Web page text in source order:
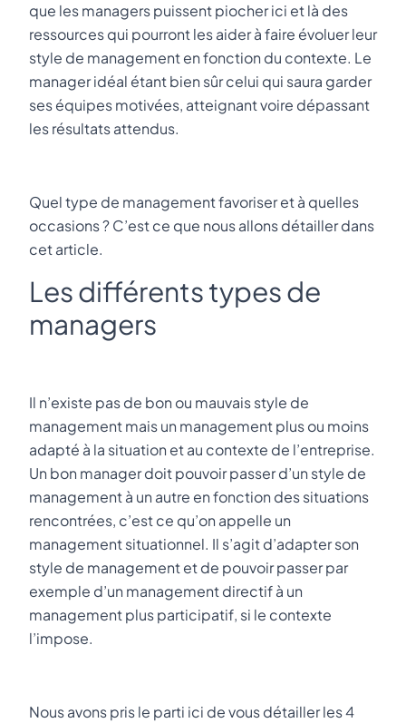
que les managers puissent piocher ici et là des
ressources qui pourront les aider à faire évoluer leur
style de management en fonction du contexte. Le
manager idéal étant bien sûr celui qui saura garder
ses équipes motivées, atteignant voire dépassant
les résultats attendus.
Quel type de management favoriser et à quelles
occasions ? C’est ce que nous allons détailler dans
cet article.
Les différents types de
managers
Il n’existe pas de bon ou mauvais style de
management mais un management plus ou moins
adapté à la situation et au contexte de l’entreprise.
Un bon manager doit pouvoir passer d’un style de
management à un autre en fonction des situations
rencontrées, c’est ce qu’on appelle un
management situationnel. Il s’agit d’adapter son
style de management et de pouvoir passer par
exemple d’un management directif à un
management plus participatif, si le contexte
l’impose.
Nous avons pris le parti ici de vous détailler les 4